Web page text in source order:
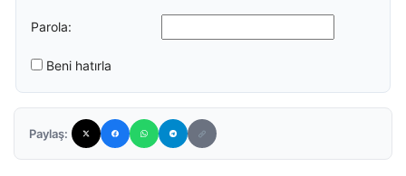
Parola:
Beni hatırla
Paylaş: